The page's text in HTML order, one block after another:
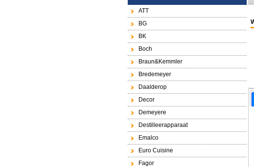
ATT
BG
BK
Boch
Braun&Kemmler
Bredemeyer
Daalderop
Decor
Demeyere
Destilleerapparaat
Emalco
Euro Cuisine
Fagor